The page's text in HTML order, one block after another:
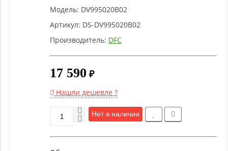
Аэробика
и
Гимнастическое
оборудование
Функциональный
тренинг
Модель: DV995020B02
Артикул: DS-DV995020B02
Производитель: DFC
17 590 ₽
Нашли дешевле ?
Нет в наличии